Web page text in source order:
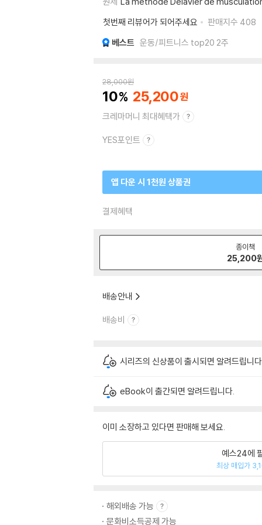
첫번째 리뷰어가 되어주세요
판매지수 408
베스트 운동/피트니스 top20 2주
28,000원
10 25,200
크레마머니 최대혜택가
YES포인트
앱 다운 시 1천원 상품권
결제혜택
종이책
25,200
배송안내
배송비
시리즈의 신상품이 출시되면 알려드립니
eBook이 출간되면 알려드립니다.
이미 소장하고 있다면 판매해 보세요.
예스24에
최상 매입가
해외배송 가능
문화비소득공제 가능